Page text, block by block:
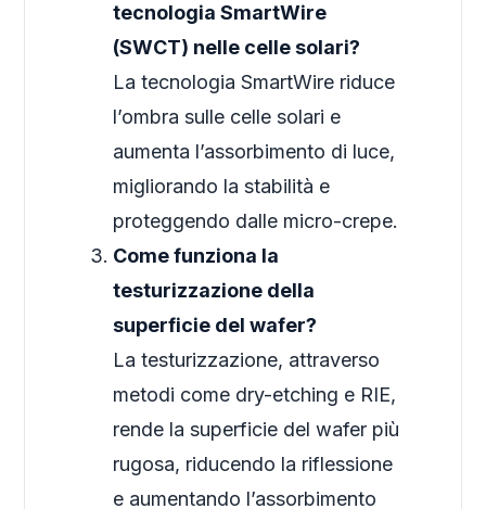
tecnologia SmartWire
(SWCT) nelle celle solari?
La tecnologia SmartWire riduce
l’ombra sulle celle solari e
aumenta l’assorbimento di luce,
migliorando la stabilità e
proteggendo dalle micro-crepe.
Come funziona la
testurizzazione della
superficie del wafer?
La testurizzazione, attraverso
metodi come dry-etching e RIE,
rende la superficie del wafer più
rugosa, riducendo la riflessione
e aumentando l’assorbimento